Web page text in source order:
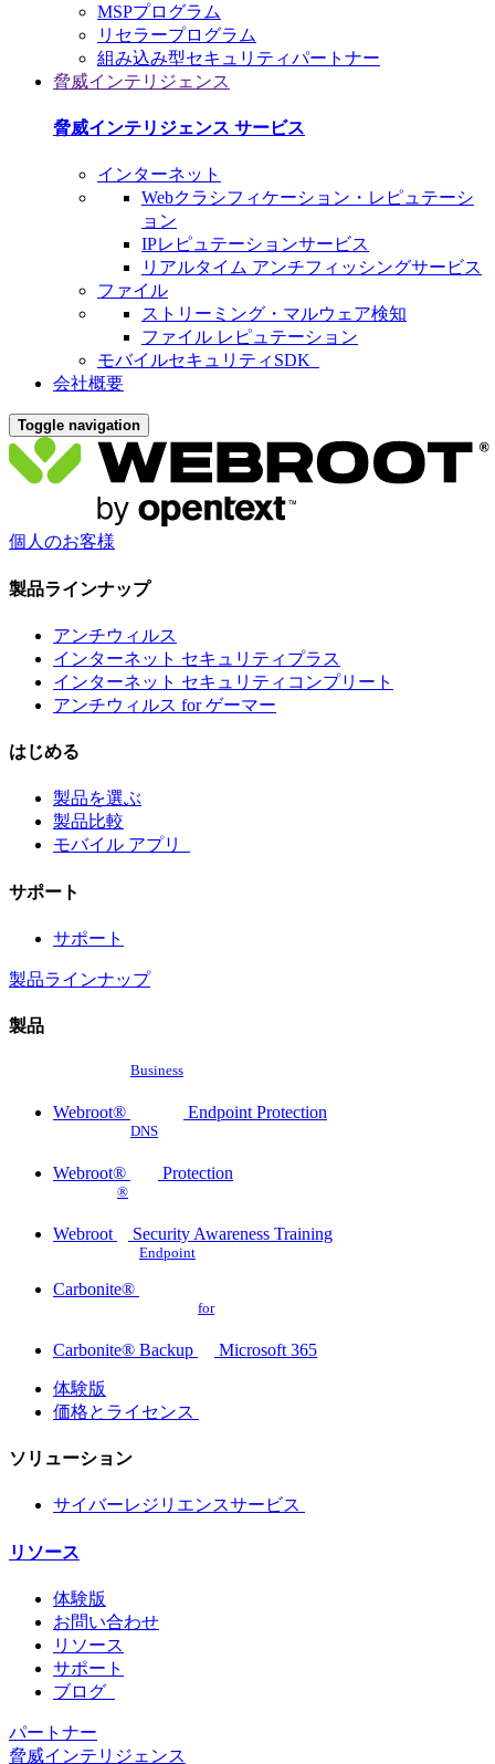
MSPプログラム
リセラープログラム
組み込み型セキュリティパートナー
脅威インテリジェンス
脅威インテリジェンス サービス
インターネット
Webクラシフィケーション・レピュテーシ
ョン
IPレピュテーションサービス
リアルタイム アンチフィッシングサービス
ファイル
ストリーミング・マルウェア検知
ファイル レピュテーション
モバイルセキュリティSDK
会社概要
Toggle navigation
個人のお客様
製品ラインナップ
アンチウィルス
インターネット セキュリティプラス
インターネット セキュリティコンプリート
アンチウィルス for ゲーマー
はじめる
製品を選ぶ
製品比較
モバイル アプリ
サポート
サポート
製品ラインナップ
製品
Webroot®
Business
Endpoint Protection
Webroot®
DNS
Protection
Webroot
®
Security Awareness Training
Carbonite®
Endpoint
Carbonite® Backup
for
Microsoft 365
体験版
価格とライセンス
ソリューション
サイバーレジリエンスサービス
リソース
体験版
お問い合わせ
リソース
サポート
ブログ
パートナー
脅威インテリジェンス